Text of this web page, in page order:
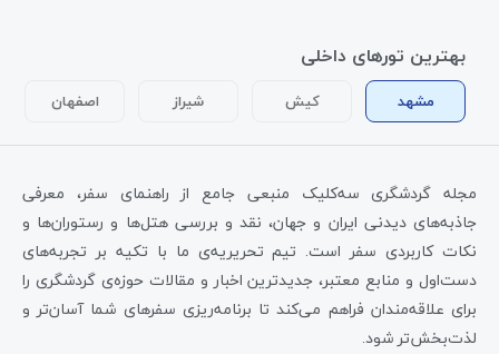
بهترین تورهای داخلی
مشهد کیش شیراز اصفهان
مجله گردشگری سه‌کلیک منبعی جامع از راهنمای سفر، معرفی
جاذبه‌های دیدنی ایران و جهان، نقد و بررسی هتل‌ها و رستوران‌ها و
نکات کاربردی سفر است. تیم تحریریه‌ی ما با تکیه بر تجربه‌های
دست‌اول و منابع معتبر، جدیدترین اخبار و مقالات حوزه‌ی گردشگری را
برای علاقه‌مندان فراهم می‌کند تا برنامه‌ریزی سفرهای شما آسان‌تر و
لذت‌بخش‌تر شود.